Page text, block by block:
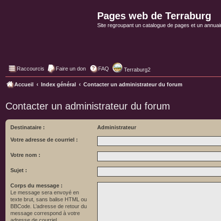
Pages web de Terraburg
Site regroupant un catalogue de pages et un
Raccourcis Faire un don FAQ Terraburg2
Accueil Index général Contacter un administrateur du forum
Contacter un administrateur du forum
Destinataire : Administrateur
Votre adresse de courriel :
Votre nom :
Sujet :
Corps du message :
Le message sera envoyé en
texte brut, sans balise HTML ou
BBCode. L’adresse de retour du
message correspond à votre